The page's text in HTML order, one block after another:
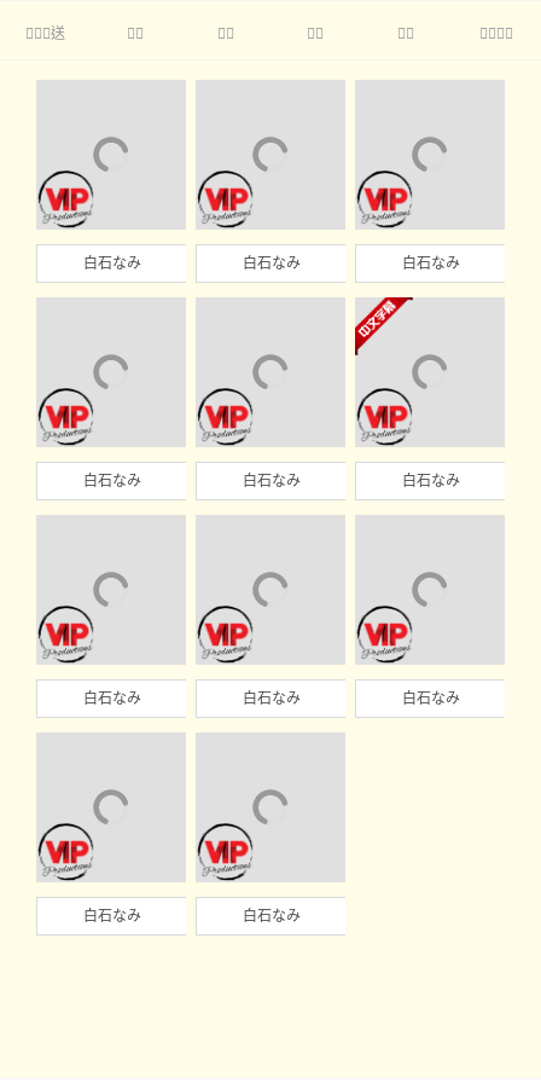
送     
白石なみ 白石なみ 白石なみ
白石なみ 白石なみ 白石なみ
白石なみ 白石なみ 白石なみ
白石なみ 白石なみ